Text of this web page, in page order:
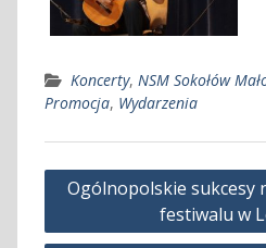
Koncerty, NSM Sokołów
Promocja, Wydarzenia
Nawigacja
wpisu
Ogólnopolskie sukcesy
festiwalu w